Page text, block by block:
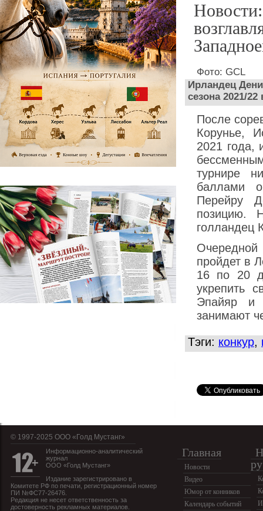
Фото: GCL
Ирландец
сезона 2021/
После
Корунье,
2021 года,
турнире
баллами
Перейру
позицию.
голландец
Очередной
пройдет в
16 по 20
укрепить
Эпайяр и
занимают
Тэги: конкур,
© 1997-2025 OOO «Голд Мустанг»
Информационно-аналитический
журнал
ООО «Голд Мустанг»
Издание зарегистрировано в
Комитете РФ по печати, регистрационный номер
ПИ №ФС77-26476.
Редакция не несет ответственность за
достоверность рекламных материалов.
Главная
Новости
Видео
Юмор от конников
Календарь событий